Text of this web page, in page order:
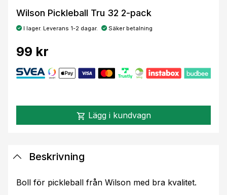
Wilson Pickleball Tru 32 2-pack
I lager. Leverans 1-2 dagar. Säker betalning
99 kr
shopping_cart Lägg i kundvagn
Beskrivning
Boll för pickleball från Wilson med bra kvalitet.